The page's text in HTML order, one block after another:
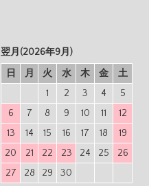
翌月(2026年9月)
日
月 火 水 木 金
土
1
2 3 4
5
6
7 8 9 10 11
12
13
14 15 16 17 18
19
20
21 22 23 24 25
26
27
28 29 30